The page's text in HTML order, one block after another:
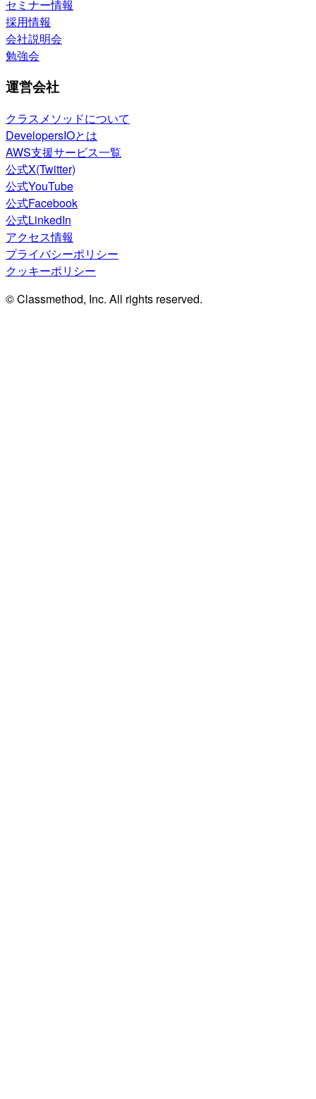
セミナー情報
採用情報
会社説明会
勉強会
運営会社
クラスメソッドについて
DevelopersIOとは
AWS支援サービス一覧
公式X(Twitter)
公式YouTube
公式Facebook
公式LinkedIn
アクセス情報
プライバシーポリシー
クッキーポリシー
© Classmethod, Inc. All rights reserved.